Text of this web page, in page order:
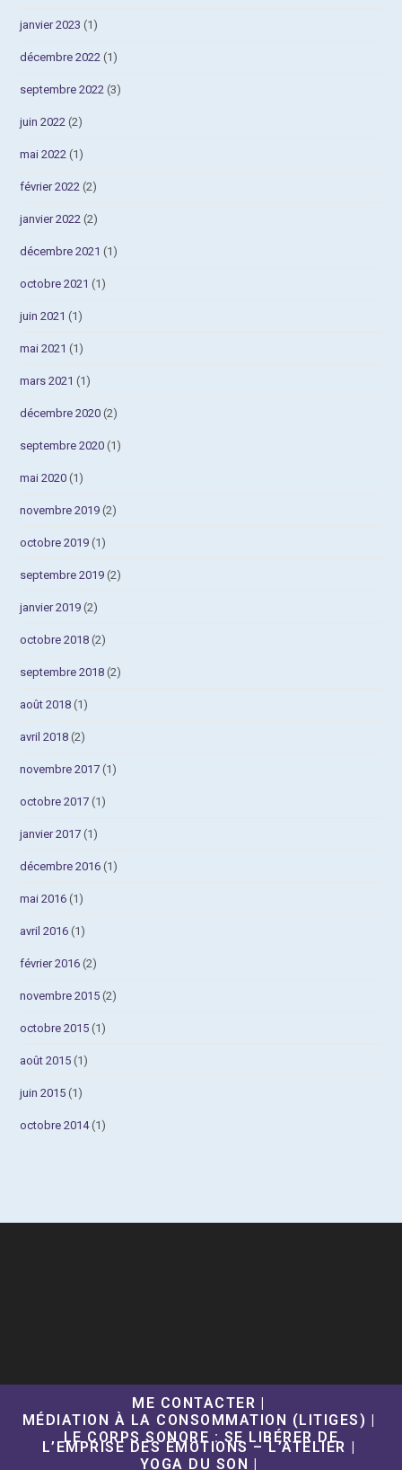
janvier 2023 (1)
décembre 2022 (1)
septembre 2022 (3)
juin 2022 (2)
mai 2022 (1)
février 2022 (2)
janvier 2022 (2)
décembre 2021 (1)
octobre 2021 (1)
juin 2021 (1)
mai 2021 (1)
mars 2021 (1)
décembre 2020 (2)
septembre 2020 (1)
mai 2020 (1)
novembre 2019 (2)
octobre 2019 (1)
septembre 2019 (2)
janvier 2019 (2)
octobre 2018 (2)
septembre 2018 (2)
août 2018 (1)
avril 2018 (2)
novembre 2017 (1)
octobre 2017 (1)
janvier 2017 (1)
décembre 2016 (1)
mai 2016 (1)
avril 2016 (1)
février 2016 (2)
novembre 2015 (2)
octobre 2015 (1)
août 2015 (1)
juin 2015 (1)
octobre 2014(1)
ME CONTACTER
MÉDIATION À LA CONSOMMATION (LITIGES)
LE CORPS SONORE : SE LIBÉRER DE
L’EMPRISE DES ÉMOTIONS – L’ATELIER
YOGA DU SON